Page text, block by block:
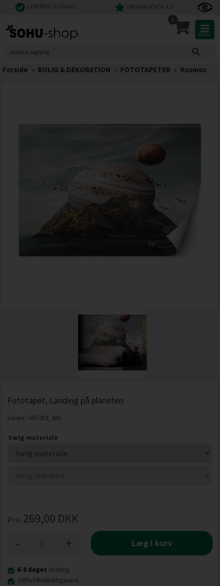
LEVERING 1-3 DAGE FREMRAGENDE 4,7
0
Menu
Forside › BOLIG & DEKORATION › FOTOTAPETER › Kosmos
Fototapet, Landing på planeten
Varenr.: ART053_400
Vælg materiale
Pris 269,00 DKK
+
- Læg i kurv
6-8 dages levering
100% tilfredhedsgaranti